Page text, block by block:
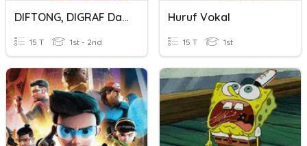
DIFTONG, DIGRAF Dan VOKAL BERGANDING.
15 T 1st - 2nd
Huruf Vokal
15 T 1st